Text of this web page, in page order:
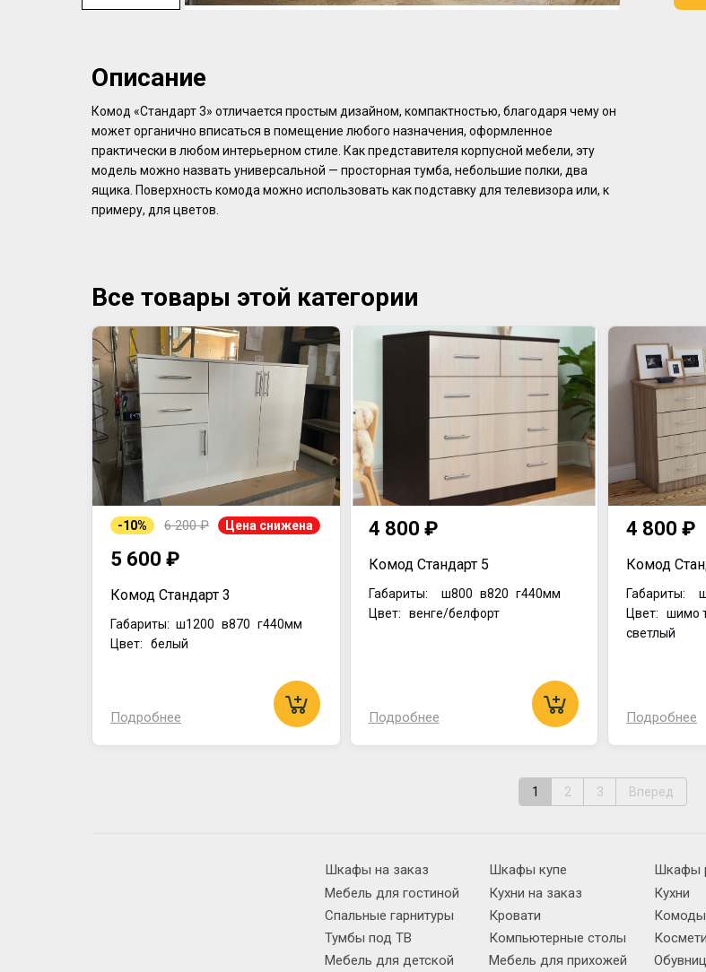
Описание
Комод «Стандарт 3» отличается простым дизайном, компактностью, благодаря чему он
может органично вписаться в помещение любого назначения, оформленное
практически в любом интерьерном стиле. Как представителя корпусной мебели, эту
модель можно назвать универсальной — просторная тумба, небольшие полки, два
ящика. Поверхность комода можно использовать как подставку для телевизора или, к
примеру, для цветов.
Все товары этой категории
-10% 6 200 ₽ Цена снижена
5 600 ₽
Комод Стандарт 3
Габариты: ш1200 в870 г440мм
Цвет: белый
Подробнее
4 800 ₽
Комод Стандарт 5
Габариты: ш800 в820 г440мм
Цвет: венге/белфорт
Подробнее
4 800 ₽
Комод
Габариты:
Цвет: шимо
светлый
Подробнее
1 2 3 Вперед
Шкафы на заказ Шкафы купе
Шкафы
Мебель для гостиной
Кухни на заказ
Кухни
Спальные гарнитуры
Кровати
Комоды
Тумбы под ТВ
Компьютерные столы
Мебель для детской
Мебель для прихожей